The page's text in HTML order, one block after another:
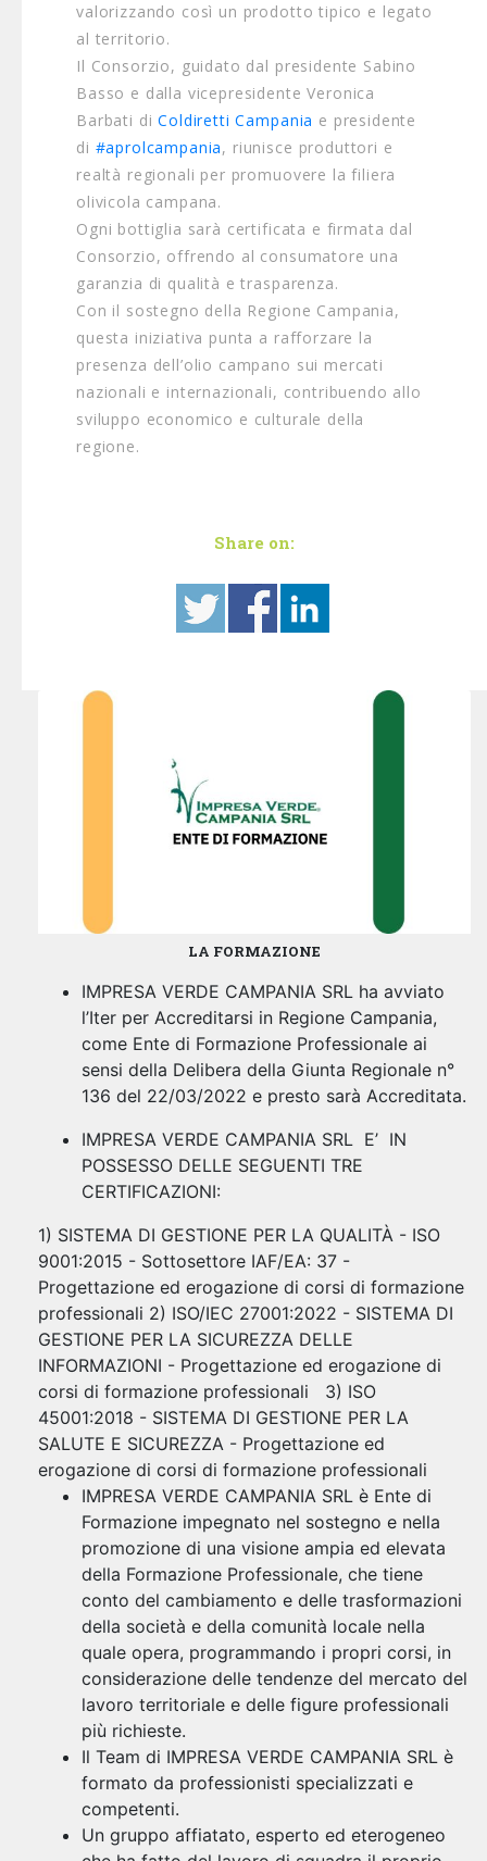
valorizzando così un prodotto tipico e legato
al territorio.
Il Consorzio, guidato dal presidente Sabino
Basso e dalla vicepresidente Veronica
Barbati diColdiretti Campania e presidente
di #aprolcampania, riunisce produttori e
realtà regionali per promuovere la filiera
olivicola campana.
Ogni bottiglia sarà certificata e firmata dal
Consorzio, offrendo al consumatore una
garanzia di qualità e trasparenza.
Con il sostegno della Regione Campania,
questa iniziativa punta a rafforzare la
presenza dell’olio campano sui mercati
nazionali e internazionali, contribuendo allo
sviluppo economico e culturale della
regione.
Share on:
LA FORMAZIONE
IMPRESA VERDE CAMPANIA SRL ha avviato
l’Iter per Accreditarsi in Regione Campania,
come Ente di Formazione Professionale ai
sensi della Delibera della Giunta Regionale n°
136 del 22/03/2022 e presto sarà Accreditata.
IMPRESA VERDE CAMPANIA SRL E’ IN
POSSESSO DELLE SEGUENTI TRE
CERTIFICAZIONI:
1) SISTEMA DI GESTIONE PER LA QUALITÀ - ISO
9001:2015 - Sottosettore IAF/EA: 37 -
Progettazione ed erogazione di corsi di formazione
professionali 2) ISO/IEC 27001:2022 - SISTEMA DI
GESTIONE PER LA SICUREZZA DELLE
INFORMAZIONI - Progettazione ed erogazione di
corsi di formazione professionali 3) ISO
45001:2018 - SISTEMA DI GESTIONE PER LA
SALUTE E SICUREZZA - Progettazione ed
erogazione di corsi di formazione professionali
IMPRESA VERDE CAMPANIA SRL è Ente di
Formazione impegnato nel sostegno e nella
promozione di una visione ampia ed elevata
della Formazione Professionale, che tiene
conto del cambiamento e delle trasformazioni
della società e della comunità locale nella
quale opera, programmando i propri corsi, in
considerazione delle tendenze del mercato del
lavoro territoriale e delle figure professionali
più richieste.
Il Team di IMPRESA VERDE CAMPANIA SRL è
formato da professionisti specializzati e
competenti.
Un gruppo affiatato, esperto ed eterogeneo